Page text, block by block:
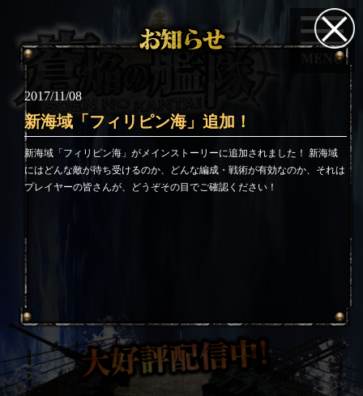
2017/11/08
新海域「フィリピン海」追加！
新海域「フィリピン海」がメインストーリーに追加されました！ 新海域
にはどんな敵が待ち受けるのか、どんな編成・戦術が有効なのか、それは
プレイヤーの皆さんが、どうぞその目でご確認ください！